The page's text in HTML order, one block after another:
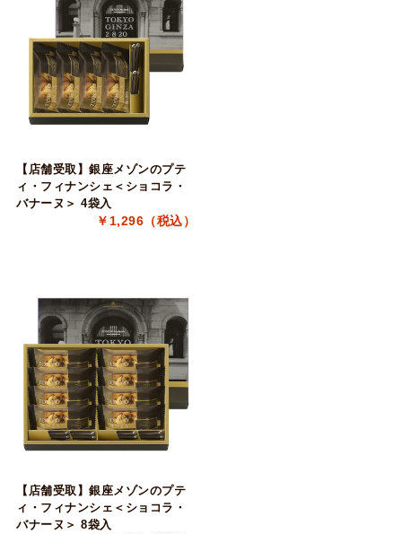
【店舗受取】銀座メゾンのプテ
ィ・フィナンシェ＜ショコラ・
バナーヌ＞ 4袋入
￥1,296（税込）
【店舗受取】銀座メゾンのプテ
ィ・フィナンシェ＜ショコラ・
バナーヌ＞ 8袋入